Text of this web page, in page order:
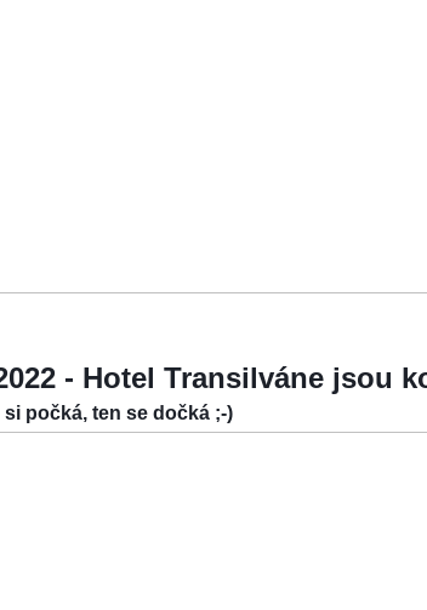
- Hotel Transilváne jsou
počká, ten se dočká ;-)